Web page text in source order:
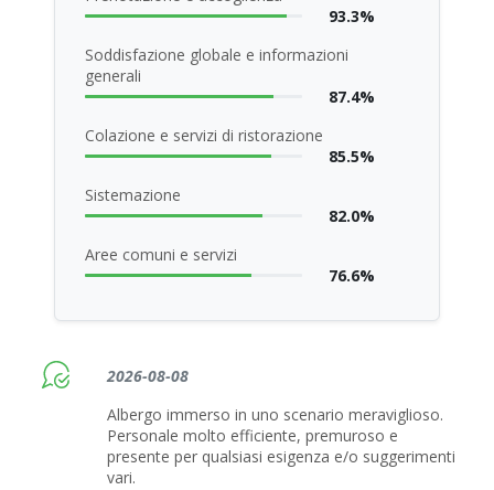
2026-08-08
Albergo immerso in uno scenario meraviglioso.
Personale molto efficiente, premuroso e
presente per qualsiasi esigenza e/o suggerimenti
vari.
93.3%
Soddisfazione globale e informazioni
generali
87.4%
Colazione e servizi di ristorazione
85.5%
Sistemazione
82.0%
Aree comuni e servizi
76.6%